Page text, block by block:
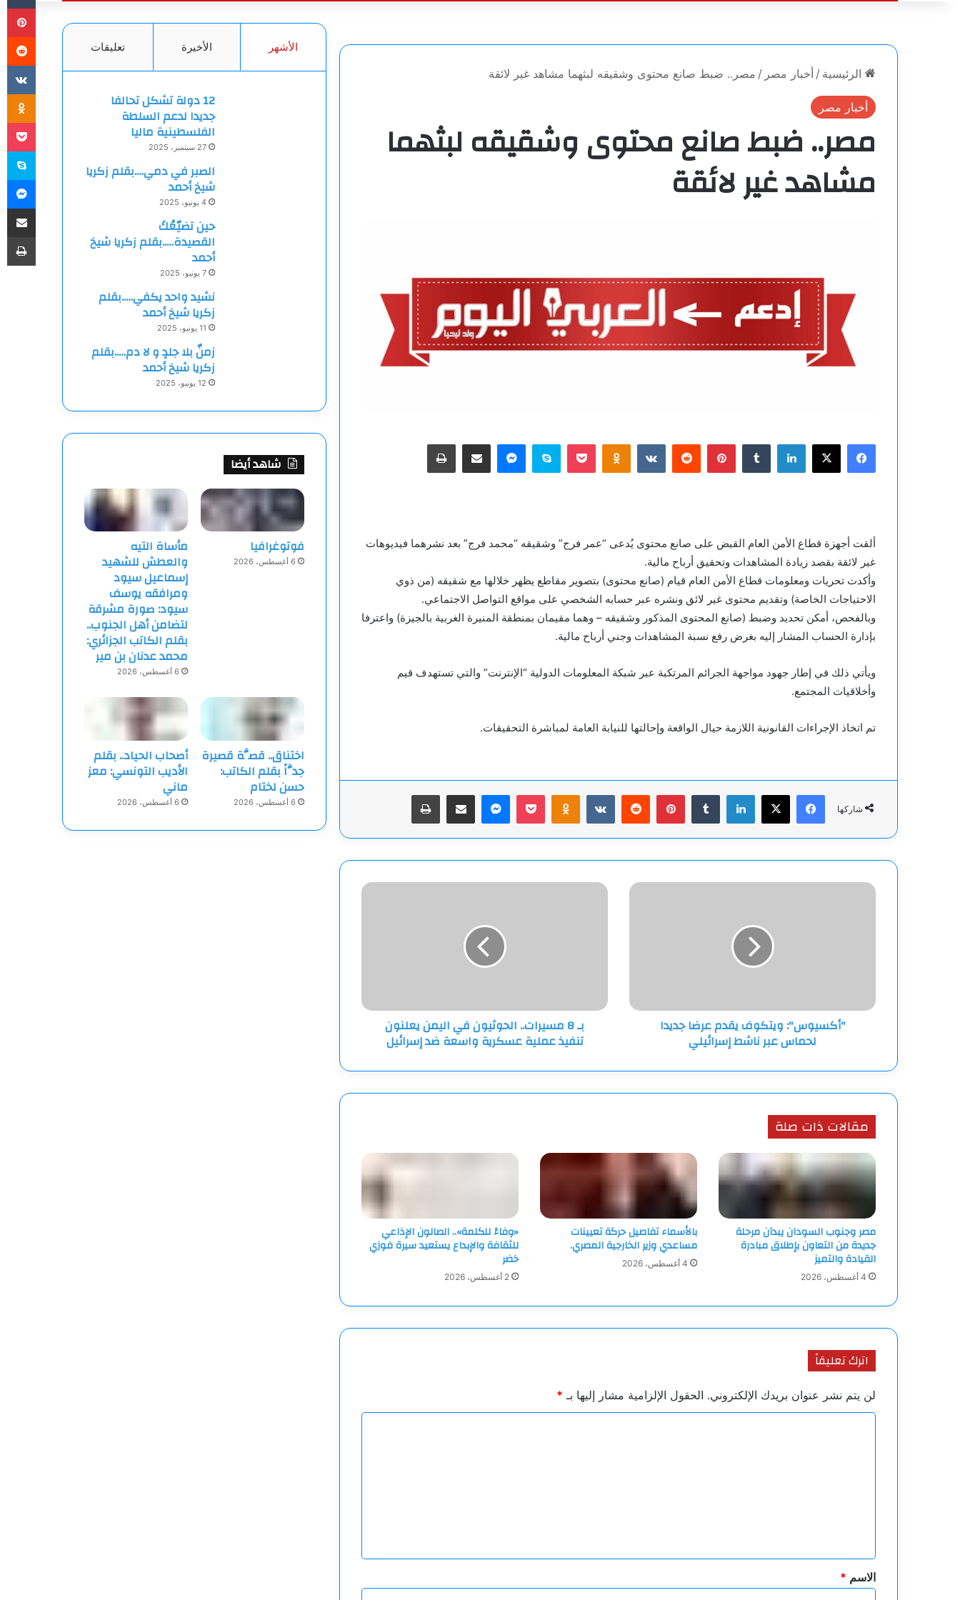
عن
الرئيسية / أخبار مصر / مصر.. ضبط صانع محتوى وشقيقه لبثهما مشاهد غير لائقة
أخبار مصر
مصر.. ضبط صانع محتوى وشقيقه لبثهما
مشاهد غير لائقة
فيسبوك
‫X لينكدإن بينتيريست Odnoklassniki
‫Pocketسكايبماسنجرمشاركة عبر البريد طباعة
ألقت أجهزة قطاع الأمن العام القبض على صانع محتوى يُدعى “عمر فرج” وشقيقه “محمد فرج” بعد نشرهما فيديوهات
غير لائقة بقصد زيادة المشاهدات وتحقيق أرباح مالية.
وأكدت تحريات ومعلومات قطاع الأمن العام قيام (صانع محتوى) بتصوير مقاطع يظهر خلالها مع شقيقه (من ذوي
الاحتياجات الخاصة) وتقديم محتوى غير لائق ونشره عبر حسابه الشخصي على مواقع التواصل الاجتماعي.
وبالفحص، أمكن تحديد وضبط (صانع المحتوى المذكور وشقيقه – وهما مقيمان بمنطقة المنيرة الغربية بالجيزة) واعترفا
بإدارة الحساب المشار إليه بغرض رفع نسبة المشاهدات وجني أرباح مالية.
ويأتي ذلك في إطار جهود مواجهة الجرائم المرتكبة عبر شبكة المعلومات الدولية “الإنترنت” والتي تستهدف قيم
وأخلاقيات المجتمع.
تم اتخاذ الإجراءات القانونية اللازمة حيال الواقعة وإحالتها للنيابة العامة لمباشرة التحقيقات.
شاركها
فيسبوك
‫X لينكدإن بينتيريست Odnoklassniki
‫Pocketماسنجرمشاركة عبر البريد طباعة
"أكسيوس":
إسرائيلي
"أكسيوس": ويتكوف يقدم عرضا جديدا
لحماس عبر ناشط إسرائيلي
بـ
عملية
عسكرية
واسعة
إسرائيل
بـ 8 مسيرات.. الحوثيون في اليمن يعلنون
تنفيذ عملية عسكرية واسعة ضد إسرائيل
مقالات ذات صلة
مصر وجنوب السودان يبدآن مرحلة
جديدة من التعاون بإطلاق مبادرة
القيادة والتميز
4 أغسطس، 2026
بالأسماء تفاصيل حركة تعيينات
مساعدي وزير الخارجية المصري.
4 أغسطس، 2026
«وفاءً للكلمة».. الصالون الإذاعي
للثقافة والإبداع يستعيد سيرة فوزي
خضر
2 أغسطس، 2026
اترك تعليقاً
لن يتم نشر عنوان بريدك الإلكتروني. الحقول الإلزامية مشار إليها بـ *
*
الاسم *
الأشهر الأخيرة تعليقات
12 دولة تشكل تحالفا
جديدا لدعم السلطة
الفلسطينية ماليا
27 سبتمبر، 2025
الصبر في دمي….بقلم زكريا
شيخ أحمد
4 يونيو، 2025
حين تضيّعُكَ
القصيدة…..بقلم زكريا شيخ
أحمد
7 يونيو، 2025
نشيد واحد يكفي…..بقلم
زكريا شيخ أحمد
11 يونيو، 2025
زمنٌ بلا جلدٍ و لا دم…..بقلم
زكريا شيخ أحمد
12 يونيو، 2025
شاهد أيضا
فوتوغرافيا
6 أغسطس، 2026
مأساة التيه
والعطش للشهيد
إسماعيل سيود
ومرافقه يوسف
سيود: صورة مشرقة
لتضامن أهل الجنوب..
بقلم الكاتب الجزائري:
محمد عدنان بن مير
6 أغسطس، 2026
اختناق.. قصَّة قصيرة
جدَّاً بقلم الكاتب:
حسن لختام
6 أغسطس، 2026
أصحاب الحياد.. بقلم
الأديب التونسي: معز
ماني
6 أغسطس، 2026